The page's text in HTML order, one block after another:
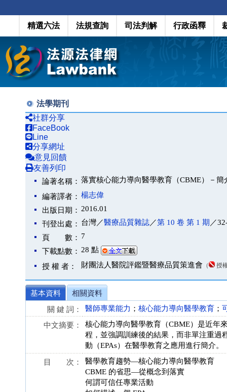
精選六法 法規查詢 司法判解 行政函釋
法學期刊
社群分享
FaceBook
Line
分享網址
意見回饋
友善列印
論著名稱： 落實核心能力導向醫學教育（CBME）－
編著譯者： 楊志偉
出版日期： 2016.01
刊登出處： 台灣／醫療品質雜誌／第 10 卷 第 1 期 ／
頁 數： 7
下載點數： 28 點
授 權 者： 財團法人醫院評鑑暨醫療品質策進會 （ 授
基本資料
相關資料
關 鍵 詞：
醫師專業能力 ； 核心能力導向醫學教育 ；
中文摘要：
核心能力導向醫學教育（CBME）是近年
程，並強調訓練後的結果，而非單注重過
動（EPAs）在醫學教育之應用進行簡介。
目 次：
醫學教育趨勢—核心能力導向醫學教育
CBME 的省思—從概念到落實
何謂可信任專業活動